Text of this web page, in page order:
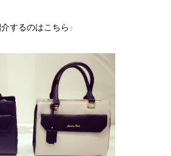
するのはこちら♪